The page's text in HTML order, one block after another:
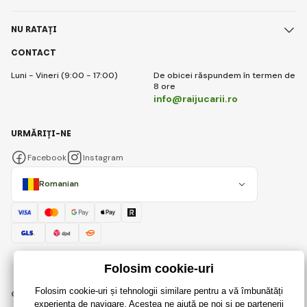
CONTACT
Luni - Vineri (9:00 - 17:00)
De obicei răspundem în termen de
8 ore
info@raijucarii.ro
NU RATAȚI
Romanian
URMĂRIȚI-NE
Facebook Instagram
© 2018 - 2026 RaiJucării.ro, Toate drepturile rezervate